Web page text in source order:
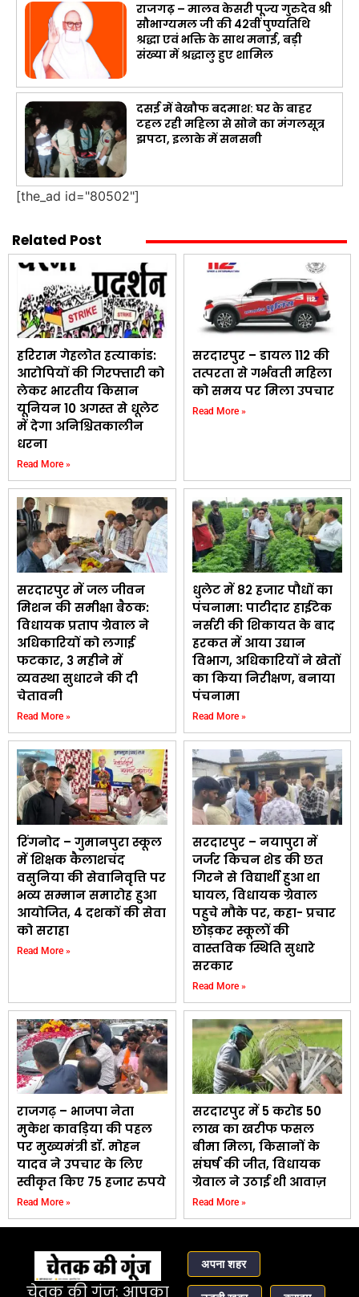
राजगढ़ – मालव केसरी पूज्य गुरुदेव श्री
सौभाग्यमल जी की 42वीं पुण्यतिथि
श्रद्धा एवं भक्ति के साथ मनाई, बड़ी
संख्या में श्रद्धालु हुए शामिल
दसई में बेखौफ बदमाश: घर के बाहर
टहल रही महिला से सोने का मंगलसूत्र
झपटा, इलाके में सनसनी
[the_ad id="80502"]
Related Post
हरिराम गेहलोत हत्याकांड:
आरोपियों की गिरफ्तारी को
लेकर भारतीय किसान
यूनियन 10 अगस्त से धूलेट
में देगा अनिश्चितकालीन
धरना
Read More »
सरदारपुर – डायल 112 की
तत्परता से गर्भवती महिला
को समय पर मिला उपचार
Read More »
सरदारपुर में जल जीवन
मिशन की समीक्षा बैठक:
विधायक प्रताप ग्रेवाल ने
अधिकारियों को लगाई
फटकार, 3 महीने में
व्यवस्था सुधारने की दी
चेतावनी
Read More »
धुलेट में 82 हजार पौधों का
पंचनामा: पाटीदार हाईटेक
नर्सरी की शिकायत के बाद
हरकत में आया उद्यान
विभाग, अधिकारियों ने खेतों
का किया निरीक्षण, बनाया
पंचनामा
Read More »
रिंगनोद – गुमानपुरा स्कूल
में शिक्षक कैलाशचंद
वसुनिया की सेवानिवृत्ति पर
भव्य सम्मान समारोह हुआ
आयोजित, 4 दशकों की सेवा
को सराहा
Read More »
सरदारपुर – नयापुरा में
जर्जर किचन शेड की छत
गिरने से विद्यार्थी हुआ था
घायल, विधायक ग्रेवाल
पहुचे मौके पर, कहा- प्रचार
छोड़कर स्कूलों की
वास्तविक स्थिति सुधारे
सरकार
Read More »
राजगढ़ – भाजपा नेता
मुकेश कावड़िया की पहल
पर मुख्यमंत्री डॉ. मोहन
यादव ने उपचार के लिए
स्वीकृत किए 75 हजार रुपये
Read More »
सरदारपुर में 5 करोड 50
लाख का खरीफ फसल
बीमा मिला, किसानों के
संघर्ष की जीत, विधायक
ग्रेवाल ने उठाई थी आवाज़
Read More »
चेतक की गूंज: आपका
अपना शहर